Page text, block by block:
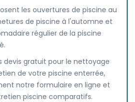
les ouvertures de piscine au
de piscine à l'automne et
régulier de la piscine
devis gratuit pour le nettoyage
de votre piscine enterrée,
notre formulaire en ligne et
piscine comparatifs.